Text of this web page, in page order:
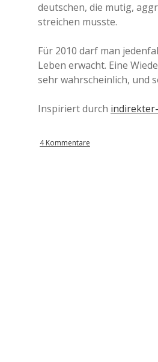
deutschen, die mutig,
streichen musste.
Für 2010 darf man
Leben erwacht. Eine
sehr wahrscheinlich, und
Inspiriert durch
4 Kommentare